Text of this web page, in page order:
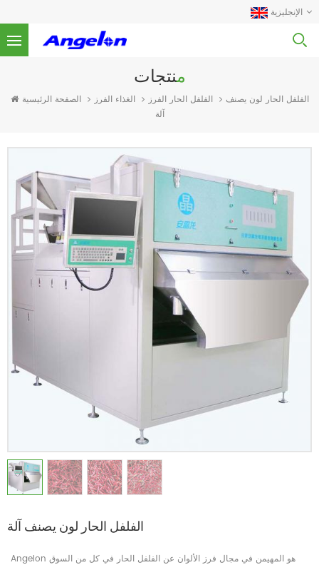
الإنجليزية
منتجات
الصفحة الرئيسية الغذاء الفرز الفلفل الحار الفرز
الفلفل الحار لون يصنف
آلة
الفلفل الحار لون يصنف آلة
Angelon هو المهيمن في مجال فرز الألوان عن الفلفل الحار في كل من السوق